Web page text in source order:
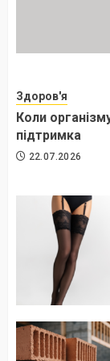
Здоров'я
Коли
підтримка
22.07.2026